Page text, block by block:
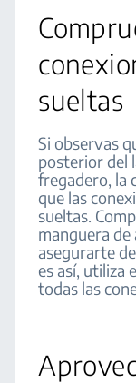
sueltas
Si observas
posterior del
fregadero, la
que las
sueltas.
manguera de
asegurarte
es así, utiliza
todas las